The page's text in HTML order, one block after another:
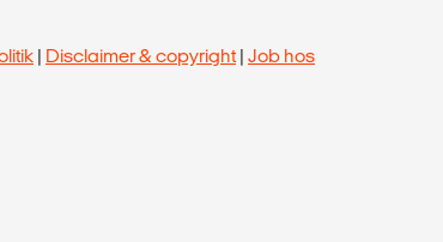
| Disclaimer & copyright| Job hos